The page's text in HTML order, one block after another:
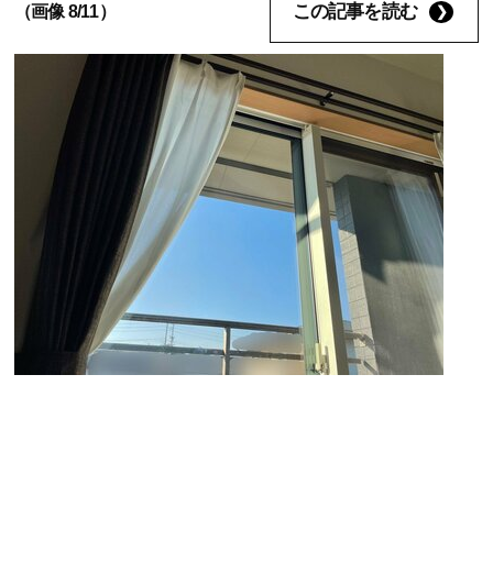
（画像 8/11） この記事を読む